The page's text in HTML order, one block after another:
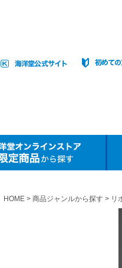
HOME 商品ジャンルから探す リ